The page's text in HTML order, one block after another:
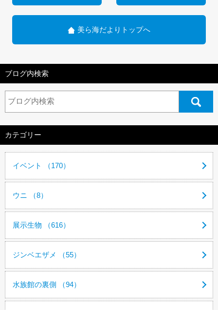
美ら海だよりトップへ
ブログ内検索
カテゴリー
イベント （170）
ウニ （8）
展示生物 （616）
ジンベエザメ （55）
水族館の裏側 （94）